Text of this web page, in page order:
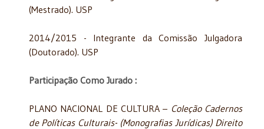
(Mestrado). USP
2014/2015 - Integrante da Comissão Julgadora
(Doutorado). USP
Participação Como Jurado :
PLANO NACIONAL DE CULTURA – Coleção Cadernos
de Políticas Culturais- (Monografias Jurídicas) Direito